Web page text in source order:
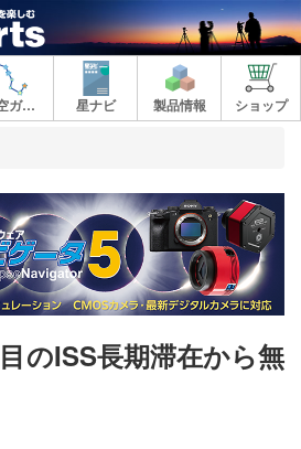
星空ガイド 星ナビ 製品情報 ショップ
のISS長期滞在から無